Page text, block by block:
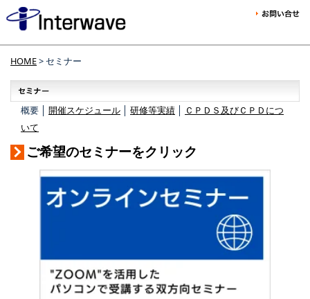
HOME> セミナー
概要 │ 開催スケジュール 研修等実績
ＣＰＤＳ及びＣＰＤにつ
いて
ご希望のセミナーをクリック